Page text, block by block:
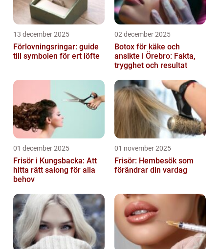
13 december 2025
Förlovningsringar: guide
till symbolen för ert löfte
02 december 2025
Botox för käke och
ansikte i Örebro: Fakta,
trygghet och resultat
01 december 2025
Frisör i Kungsbacka: Att
hitta rätt salong för alla
behov
01 november 2025
Frisör: Hembesök som
förändrar din vardag